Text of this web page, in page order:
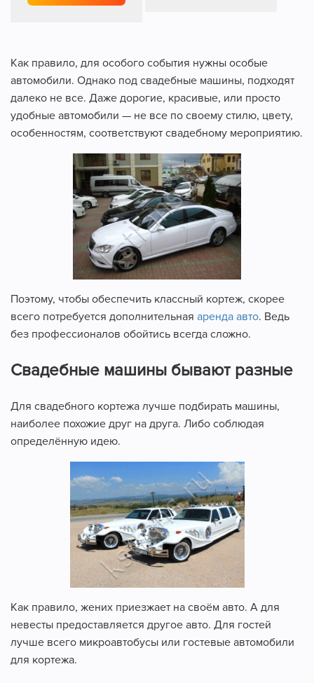
Как правило, для особого события нужны особые
автомобили. Однако под свадебные машины, подходят
далеко не все. Даже дорогие, красивые, или просто
удобные автомобили — не все по своему стилю, цвету,
особенностям, соответствуют свадебному мероприятию.
Поэтому, чтобы обеспечить классный кортеж, скорее
всего потребуется дополнительная аренда авто. Ведь
без профессионалов обойтись всегда сложно.
Свадебные машины бывают разные
Для свадебного кортежа лучше подбирать машины,
наиболее похожие друг на друга. Либо соблюдая
определённую идею.
Как правило, жених приезжает на своём авто. А для
невесты предоставляется другое авто. Для гостей
лучше всего микроавтобусы или гостевые автомобили
для кортежа.